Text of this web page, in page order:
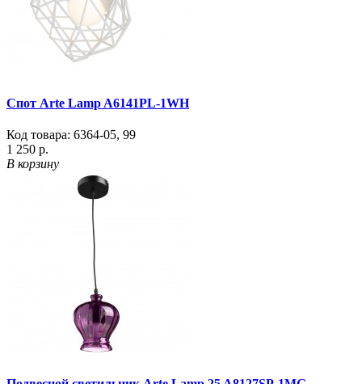
Спот Arte Lamp A6141PL-1WH
Код товара: 6364-05, 99
1 250 р.
В корзину